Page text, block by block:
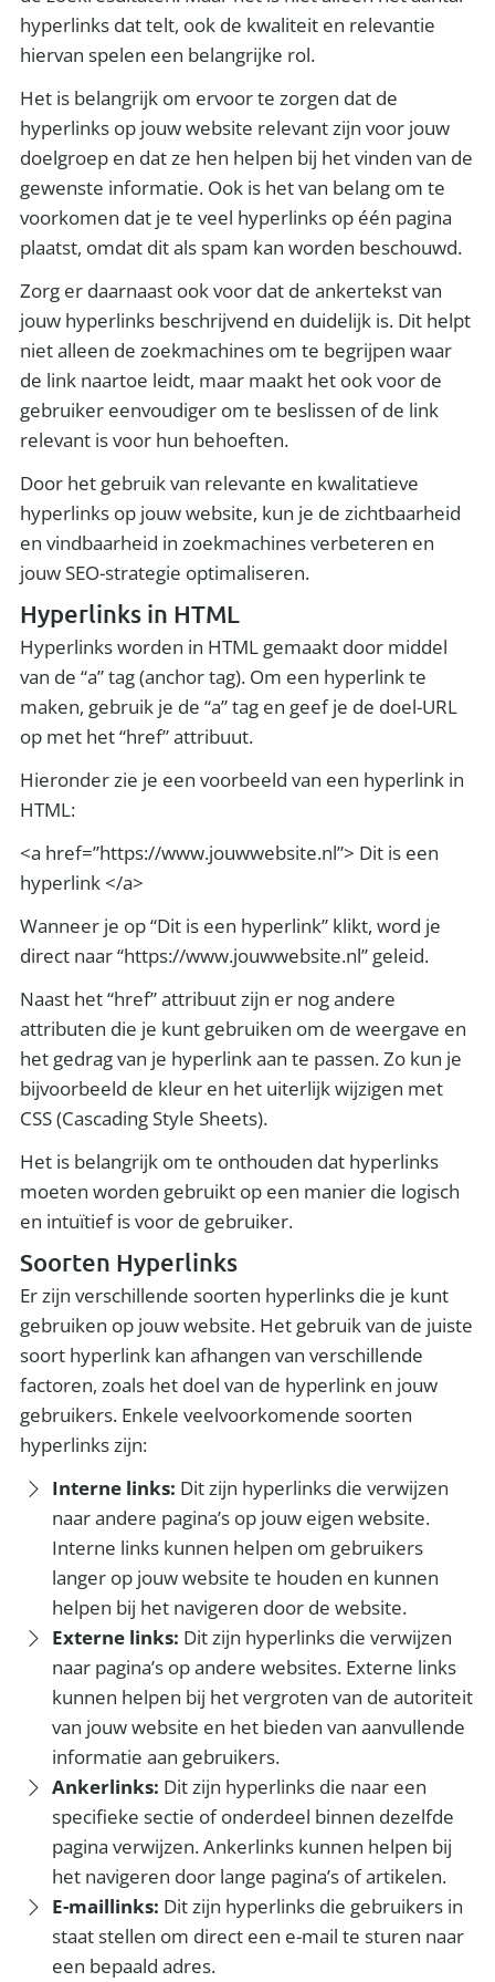
hyperlinks dat telt, ook de kwaliteit en relevantie
hiervan spelen een belangrijke rol.
Het is belangrijk om ervoor te zorgen dat de
hyperlinks op jouw website relevant zijn voor jouw
doelgroep en dat ze hen helpen bij het vinden van de
gewenste informatie. Ook is het van belang om te
voorkomen dat je te veel hyperlinks op één pagina
plaatst, omdat dit als spam kan worden beschouwd.
Zorg er daarnaast ook voor dat de ankertekst van
jouw hyperlinks beschrijvend en duidelijk is. Dit helpt
niet alleen de zoekmachines om te begrijpen waar
de link naartoe leidt, maar maakt het ook voor de
gebruiker eenvoudiger om te beslissen of de link
relevant is voor hun behoeften.
Door het gebruik van relevante en kwalitatieve
hyperlinks op jouw website, kun je de zichtbaarheid
en vindbaarheid in zoekmachines verbeteren en
jouw SEO-strategie optimaliseren.
Hyperlinks in HTML
Hyperlinks worden in HTML gemaakt door middel
van de “a” tag (anchor tag). Om een hyperlink te
maken, gebruik je de “a” tag en geef je de doel-URL
op met het “href” attribuut.
Hieronder zie je een voorbeeld van een hyperlink in
HTML:
<a href=”https://www.jouwwebsite.nl”> Dit is een
hyperlink </a>
Wanneer je op “Dit is een hyperlink” klikt, word je
direct naar “https://www.jouwwebsite.nl” geleid.
Naast het “href” attribuut zijn er nog andere
attributen die je kunt gebruiken om de weergave en
het gedrag van je hyperlink aan te passen. Zo kun je
bijvoorbeeld de kleur en het uiterlijk wijzigen met
CSS (Cascading Style Sheets).
Het is belangrijk om te onthouden dat hyperlinks
moeten worden gebruikt op een manier die logisch
en intuïtief is voor de gebruiker.
Soorten Hyperlinks
Er zijn verschillende soorten hyperlinks die je kunt
gebruiken op jouw website. Het gebruik van de juiste
soort hyperlink kan afhangen van verschillende
factoren, zoals het doel van de hyperlink en jouw
gebruikers. Enkele veelvoorkomende soorten
hyperlinks zijn:
Interne links: Dit zijn hyperlinks die verwijzen
naar andere pagina’s op jouw eigen website.
Interne links kunnen helpen om gebruikers
langer op jouw website te houden en kunnen
helpen bij het navigeren door de website.
Externe links: Dit zijn hyperlinks die verwijzen
naar pagina’s op andere websites. Externe links
kunnen helpen bij het vergroten van de autoriteit
van jouw website en het bieden van aanvullende
informatie aan gebruikers.
Ankerlinks: Dit zijn hyperlinks die naar een
specifieke sectie of onderdeel binnen dezelfde
pagina verwijzen. Ankerlinks kunnen helpen bij
het navigeren door lange pagina’s of artikelen.
E-maillinks: Dit zijn hyperlinks die gebruikers in
staat stellen om direct een e-mail te sturen naar
een bepaald adres.